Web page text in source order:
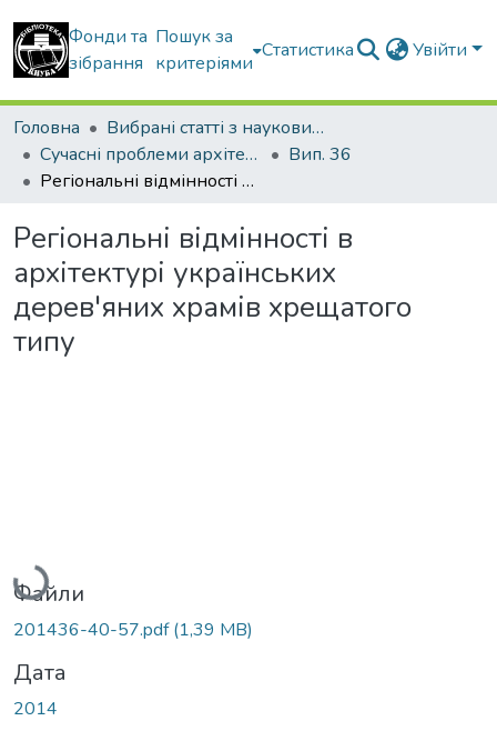
Фонди та
зібрання
Пошук за
критеріями
Статистика Увійти
Головна
Вибрані статті з наукових збірників КНУБА
Сучасні проблеми архітектури та містобудування
Вип. 36
Регіональні відмінності в архітектурі українських дерев'яних храмів хрещатого типу
Регіональні відмінності в
архітектурі українських
дерев'яних храмів хрещатого
типу
Вантажиться...
Файли
201436-40-57.pdf(1,39 MB)
Дата
2014